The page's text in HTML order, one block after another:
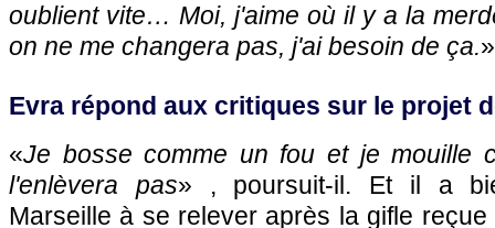
oublient vite… Moi, j'aime où il y a la
on ne me changera pas, j'ai besoin de ça.»
Evra répond aux critiques sur le projet
«Je bosse comme un fou et je mouille
l'enlèvera pas» , poursuit-il. Et il a
Marseille à se relever après la gifle